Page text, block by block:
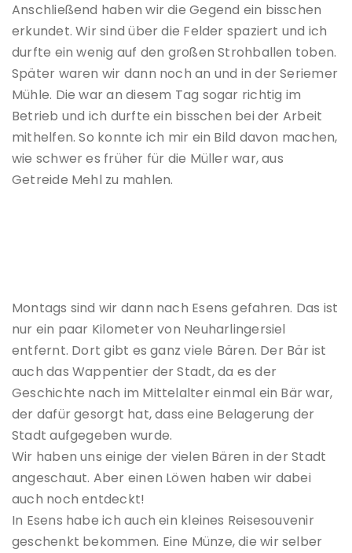
Anschließend haben wir die Gegend ein bisschen
erkundet. Wir sind über die Felder spaziert und ich
durfte ein wenig auf den großen Strohballen toben.
Später waren wir dann noch an und in der Seriemer
Mühle. Die war an diesem Tag sogar richtig im
Betrieb und ich durfte ein bisschen bei der Arbeit
mithelfen. So konnte ich mir ein Bild davon machen,
wie schwer es früher für die Müller war, aus
Getreide Mehl zu mahlen.
Montags sind wir dann nach Esens gefahren. Das ist
nur ein paar Kilometer von Neuharlingersiel
entfernt. Dort gibt es ganz viele Bären. Der Bär ist
auch das Wappentier der Stadt, da es der
Geschichte nach im Mittelalter einmal ein Bär war,
der dafür gesorgt hat, dass eine Belagerung der
Stadt aufgegeben wurde.
Wir haben uns einige der vielen Bären in der Stadt
angeschaut. Aber einen Löwen haben wir dabei
auch noch entdeckt!
In Esens habe ich auch ein kleines Reisesouvenir
geschenkt bekommen. Eine Münze, die wir selber